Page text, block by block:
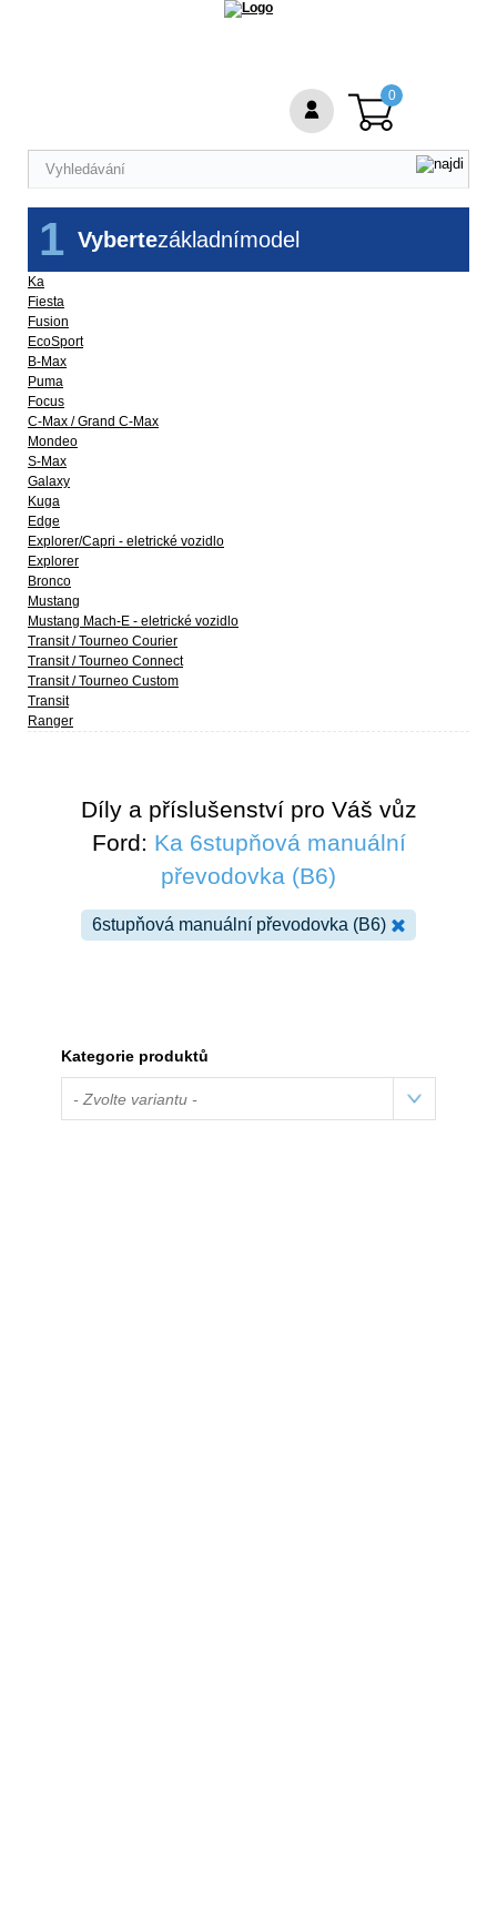
Vybertezákladnímodel
1
Ka
Fiesta
Fusion
EcoSport
B-Max
Puma
Focus
C-Max / Grand C-Max
Mondeo
S-Max
Galaxy
Kuga
Edge
Explorer/Capri - eletrické vozidlo
Explorer
Bronco
Mustang
Mustang Mach-E - eletrické vozidlo
Transit / Tourneo Courier
Transit / Tourneo Connect
Transit / Tourneo Custom
Transit
Ranger
Díly a příslušenství pro Váš vůz
Ford: Ka 6stupňová manuální
převodovka (B6)
6stupňová manuální převodovka (B6)
Kategorie produktů
- Zvolte variantu -
0